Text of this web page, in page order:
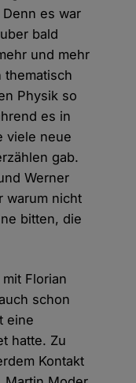
es war
bald
und mehr
thematisch
Physik so
es in
viele neue
gab.
Werner
warum nicht
bitten, die
Florian
schon
eine
hatte. Zu
Kontakt